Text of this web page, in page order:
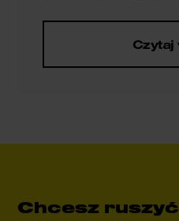
przyspieszyć proces
projektowaniu
Czytaj
Chcesz